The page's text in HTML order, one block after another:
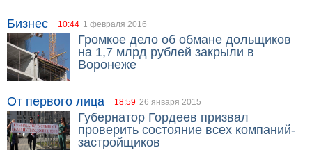
Бизнес 10:44 1 февраля 2016
Громкое дело об обмане дольщиков
на 1,7 млрд рублей закрыли в
Воронеже
От первого лица 18:59 26 января 2015
Губернатор Гордеев призвал
проверить состояние всех компаний-
застройщиков